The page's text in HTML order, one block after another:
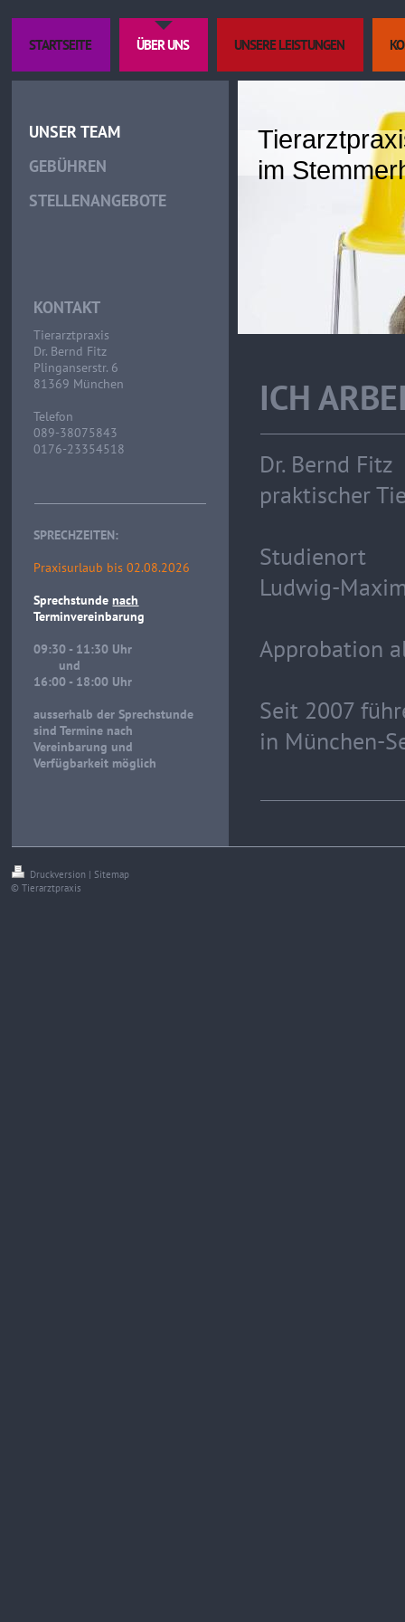
STARTSEITE ÜBER UNS UNSERE LEISTUNGEN
UNSER TEAM
GEBÜHREN
STELLENANGEBOTE
KONTAKT
Tierarztpraxis
Dr. Bernd Fitz
Plinganserstr. 6
81369 München
Telefon
089-38075843
0176-23354518
SPRECHZEITEN:
Praxisurlaub bis 02.08.2026
Sprechstundenach
Terminvereinbarung
09:30 - 11:30 Uhr
und
16:00 - 18:00 Uhr
ausserhalb der Sprechstunde
sind Termine nach
Vereinbarung und
Verfügbarkeit möglich
im
ICH
Dr. Bernd Fitz
praktischer
Studienort
Ludwig-
Approbation
Seit 2007
in München-
Druckversion | Sitemap
© Tierarztpraxis